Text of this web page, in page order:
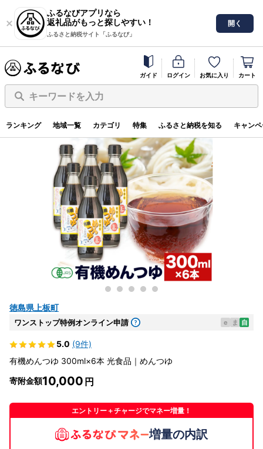
ふるなびアプリなら
返礼品がもっと探しやすい！
ふるさと納税サイト「ふるなび」
開く
ガイド ログイン お気に入り カート
キーワードを入力
ランキング 地域一覧 カテゴリ 特集 ふるさと納税を知る キャン
ふるさと納税サイト「ふるなび」
徳島県上板町
ワンストップ特例オンライン申請 e ま 自
5.0 (9件)
有機めんつゆ 300ml×6本 光食品｜めんつゆ
寄附金額10,000
エントリー＋チャージでマネー増量！
増量の内訳